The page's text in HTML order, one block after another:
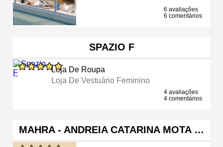
6 avaliações
6 comentários
SPAZIO F
Loja De Roupa
Loja De Vestuário Feminino
4 avaliações
4 comentários
MAHRA - ANDREIA CATARINA MOTA …